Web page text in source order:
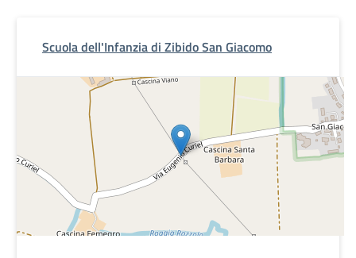
Scuola dell'Infanzia di Zibido San Giacomo